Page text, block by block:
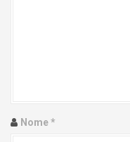
i Nome*